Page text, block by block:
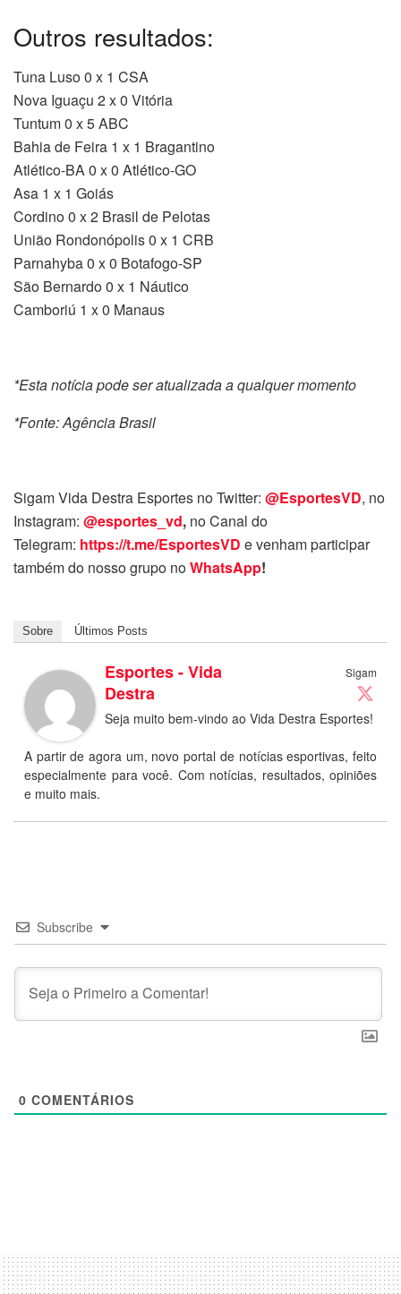
Outros resultados:
Tuna Luso 0 x 1 CSA
Nova Iguaçu 2 x 0 Vitória
Tuntum 0 x 5 ABC
Bahia de Feira 1 x 1 Bragantino
Atlético-BA 0 x 0 Atlético-GO
Asa 1 x 1 Goiás
Cordino 0 x 2 Brasil de Pelotas
União Rondonópolis 0 x 1 CRB
Parnahyba 0 x 0 Botafogo-SP
São Bernardo 0 x 1 Náutico
Camboriú 1 x 0 Manaus
*Esta notícia pode ser atualizada a qualquer momento
*Fonte: Agência Brasil
Sigam Vida Destra Esportes no Twitter: @EsportesVD, no
Instagram: @esportes_vd, no Canal do
Telegram: https://t.me/EsportesVD e venham participar
também do nosso grupo noWhatsApp!
Sobre Últimos Posts
Sigam
Esportes - Vida
Destra
Seja muito bem-vindo ao Vida Destra Esportes!
A partir de agora um, novo portal de notícias esportivas, feito
especialmente para você. Com notícias, resultados, opiniões
e muito mais.
Subscribe
0 COMENTÁRIOS